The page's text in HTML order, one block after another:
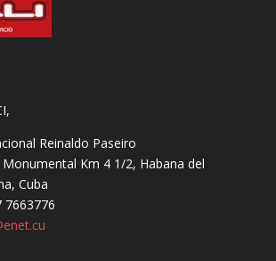
Reinaldo Paseiro
Monumental Km 4 1/2, Habana del
Cuba
7663776